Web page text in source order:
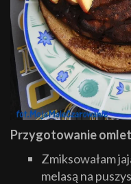
Przygotowanie
Zmiksowałam
melasą na